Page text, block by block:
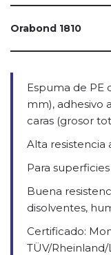
Orabond 1810
Espuma de PE
mm), adhesivo
caras (grosor
Alta resistencia
Para
Buena
disolventes,
Certificado:
TÜV/